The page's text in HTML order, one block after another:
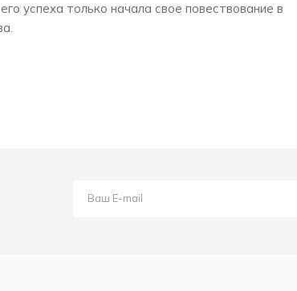
успеха только начала свое повествование в